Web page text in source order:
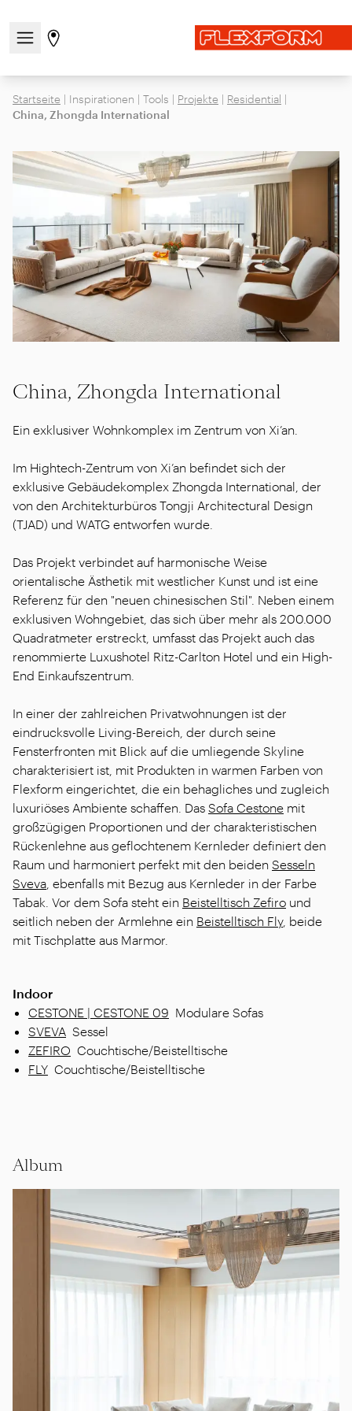
Navigationsmenü öffnen / schließen
Gehen Sie zur Store-Seite
Startseite | Inspirationen | Tools | Projekte | Residential |
China, Zhongda International
China, Zhongda International
Ein exklusiver Wohnkomplex im Zentrum von Xi’an.
Im Hightech-Zentrum von Xi’an befindet sich der
exklusive Gebäudekomplex Zhongda International, der
von den Architekturbüros Tongji Architectural Design
(TJAD) und WATG entworfen wurde.
Das Projekt verbindet auf harmonische Weise
orientalische Ästhetik mit westlicher Kunst und ist eine
Referenz für den "neuen chinesischen Stil". Neben einem
exklusiven Wohngebiet, das sich über mehr als 200.000
Quadratmeter erstreckt, umfasst das Projekt auch das
renommierte Luxushotel Ritz-Carlton Hotel und ein High-
End Einkaufszentrum.
In einer der zahlreichen Privatwohnungen ist der
eindrucksvolle Living-Bereich, der durch seine
Fensterfronten mit Blick auf die umliegende Skyline
charakterisiert ist, mit Produkten in warmen Farben von
Flexform eingerichtet, die ein behagliches und zugleich
luxuriöses Ambiente schaffen. Das Sofa Cestone mit
großzügigen Proportionen und der charakteristischen
Rückenlehne aus geflochtenem Kernleder definiert den
Raum und harmoniert perfekt mit den beiden Sesseln
Sveva , ebenfalls mit Bezug aus Kernleder in der Farbe
Tabak. Vor dem Sofa steht ein Beistelltisch Zefiro und
seitlich neben der Armlehne ein Beistelltisch Fly, beide
mit Tischplatte aus Marmor.
Indoor
CESTONE | CESTONE 09 Modulare Sofas
SVEVA Sessel
ZEFIRO Couchtische/Beistelltische
FLY Couchtische/Beistelltische
Album